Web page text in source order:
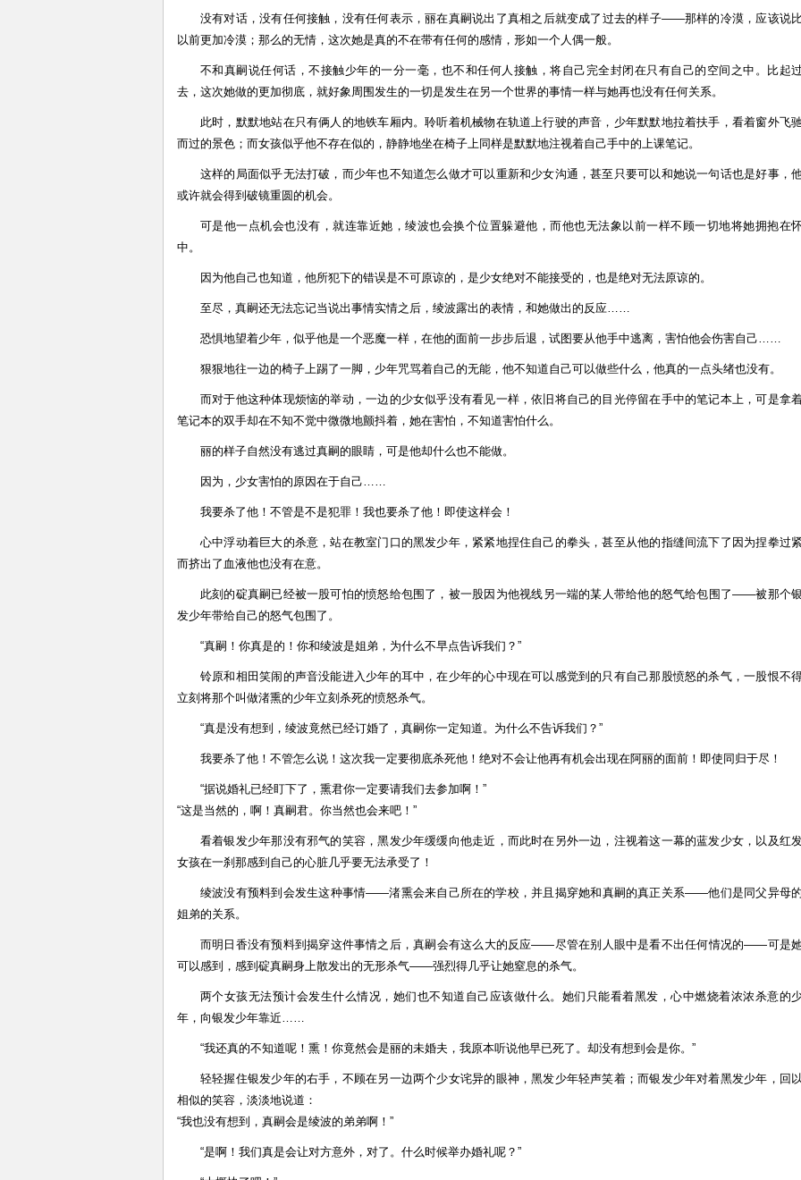
没有对话，没有任何接触，没有任何表示，丽在真嗣说出了真相之后就变成了过去的样子——那样的冷漠，应该说
以前更加冷漠；那么的无情，这次她是真的不在带有任何的感情，形如一个人偶一般。
不和真嗣说任何话，不接触少年的一分一毫，也不和任何人接触，将自己完全封闭在只有自己的空间之中。比起
去，这次她做的更加彻底，就好象周围发生的一切是发生在另一个世界的事情一样与她再也没有任何关系。
此时，默默地站在只有俩人的地铁车厢内。聆听着机械物在轨道上行驶的声音，少年默默地拉着扶手，看着窗外飞
而过的景色；而女孩似乎他不存在似的，静静地坐在椅子上同样是默默地注视着自己手中的上课笔记。
这样的局面似乎无法打破，而少年也不知道怎么做才可以重新和少女沟通，甚至只要可以和她说一句话也是好事，
或许就会得到破镜重圆的机会。
可是他一点机会也没有，就连靠近她，绫波也会换个位置躲避他，而他也无法象以前一样不顾一切地将她拥抱在
中。
因为他自己也知道，他所犯下的错误是不可原谅的，是少女绝对不能接受的，也是绝对无法原谅的。
至尽，真嗣还无法忘记当说出事情实情之后，绫波露出的表情，和她做出的反应……
恐惧地望着少年，似乎他是一个恶魔一样，在他的面前一步步后退，试图要从他手中逃离，害怕他会伤害自己……
狠狠地往一边的椅子上踢了一脚，少年咒骂着自己的无能，他不知道自己可以做些什么，他真的一点头绪也没有。
而对于他这种体现烦恼的举动，一边的少女似乎没有看见一样，依旧将自己的目光停留在手中的笔记本上，可是拿
笔记本的双手却在不知不觉中微微地颤抖着，她在害怕，不知道害怕什么。
丽的样子自然没有逃过真嗣的眼睛，可是他却什么也不能做。
因为，少女害怕的原因在于自己……
我要杀了他！不管是不是犯罪！我也要杀了他！即使这样会！
心中浮动着巨大的杀意，站在教室门口的黑发少年，紧紧地捏住自己的拳头，甚至从他的指缝间流下了因为捏拳过
而挤出了血液他也没有在意。
此刻的碇真嗣已经被一股可怕的愤怒给包围了，被一股因为他视线另一端的某人带给他的怒气给包围了——被那个银
发少年带给自己的怒气包围了。
“真嗣！你真是的！你和绫波是姐弟，为什么不早点告诉我们？”
铃原和相田笑闹的声音没能进入少年的耳中，在少年的心中现在可以感觉到的只有自己那股愤怒的杀气，一股恨不
立刻将那个叫做渚熏的少年立刻杀死的愤怒杀气。
“真是没有想到，绫波竟然已经订婚了，真嗣你一定知道。为什么不告诉我们？”
我要杀了他！不管怎么说！这次我一定要彻底杀死他！绝对不会让他再有机会出现在阿丽的面前！即使同归于尽！
“据说婚礼已经盯下了，熏君你一定要请我们去参加啊！”
“这是当然的，啊！真嗣君。你当然也会来吧！”
看着银发少年那没有邪气的笑容，黑发少年缓缓向他走近，而此时在另外一边，注视着这一幕的蓝发少女，以及红
女孩在一刹那感到自己的心脏几乎要无法承受了！
绫波没有预料到会发生这种事情——渚熏会来自己所在的学校，并且揭穿她和真嗣的真正关系——他们是同父异母的
姐弟的关系。
而明日香没有预料到揭穿这件事情之后，真嗣会有这么大的反应——尽管在别人眼中是看不出任何情况的——可是
可以感到，感到碇真嗣身上散发出的无形杀气——强烈得几乎让她窒息的杀气。
两个女孩无法预计会发生什么情况，她们也不知道自己应该做什么。她们只能看着黑发，心中燃烧着浓浓杀意的
年，向银发少年靠近……
“我还真的不知道呢！熏！你竟然会是丽的未婚夫，我原本听说他早已死了。却没有想到会是你。”
轻轻握住银发少年的右手，不顾在另一边两个少女诧异的眼神，黑发少年轻声笑着；而银发少年对着黑发少年，回以
相似的笑容，淡淡地说道：
“我也没有想到，真嗣会是绫波的弟弟啊！”
“是啊！我们真是会让对方意外，对了。什么时候举办婚礼呢？”